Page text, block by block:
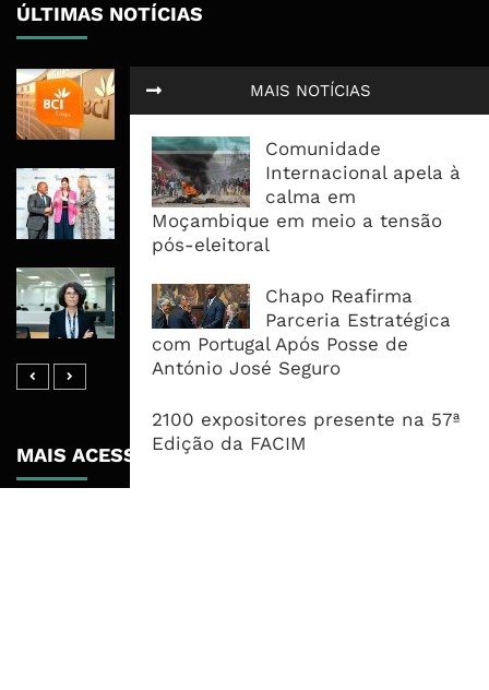
MAIS NOTÍCIAS
Comunidade
Internacional apela à
calma em
Moçambique em meio a tensão
pós-eleitoral
Chapo Reafirma
Parceria Estratégica
com Portugal Após Posse de
António José Seguro
2100 expositores presente na 57ª
Edição da FACIM
ÚLTIMAS NOTÍCIAS
BCI Lucra 3,34 Mil Milhões De
RAIZ Arranca Com 4 Milhões De
Libras Para Criar Novas Soluções De
Financiamento Às PME
Banco De Desenvolvimento Pode
Mobilizar Capital, Mas Governação
Define O Resultado
MAIS ACESSADOS